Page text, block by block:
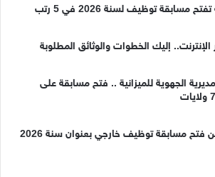
مسابقة توظيف لسنة 2026 في 5 رتب
الجهوية للميزانية .. فتح مسابقة على
وزارة الرياضة تعلن عن فتح مسابقة توظيف خارجي بعنوان سنة 2026